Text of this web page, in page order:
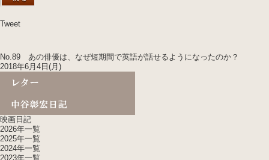
Tweet
No.89 あの俳優は、なぜ短期間で英語が話せるようになったのか？
2018年6月4日(月)
映画日記
2026年一覧
2025年一覧
2024年一覧
2023年一覧